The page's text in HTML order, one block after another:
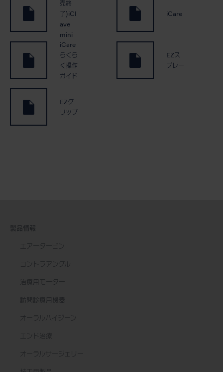
売終
了)iCl
ave
mini
iCare
iCare
らくら
く操作
ガイド
EZス
プレー
EZグ
リップ
製品情報
エアータービン
コントラアングル
治療用モーター
訪問診療用機器
オーラルハイジーン
エンド治療
オーラルサージェリー